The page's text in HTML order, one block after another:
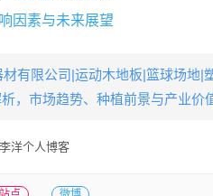
因素与未来展望
有限公司|运动木地板|篮球场地|
，市场趋势、种植前景与产业价
洋个人博客